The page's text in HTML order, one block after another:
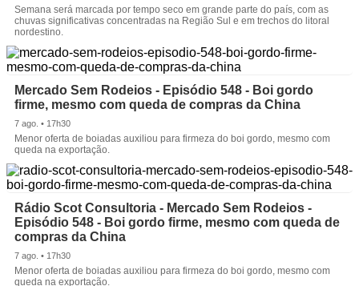
Semana será marcada por tempo seco em grande parte do país, com as
chuvas significativas concentradas na Região Sul e em trechos do litoral
nordestino.
Mercado Sem Rodeios - Episódio 548 - Boi gordo
firme, mesmo com queda de compras da China
7 ago. • 17h30
Menor oferta de boiadas auxiliou para firmeza do boi gordo, mesmo com
queda na exportação.
Rádio Scot Consultoria - Mercado Sem Rodeios -
Episódio 548 - Boi gordo firme, mesmo com queda de
compras da China
7 ago. • 17h30
Menor oferta de boiadas auxiliou para firmeza do boi gordo, mesmo com
queda na exportação.